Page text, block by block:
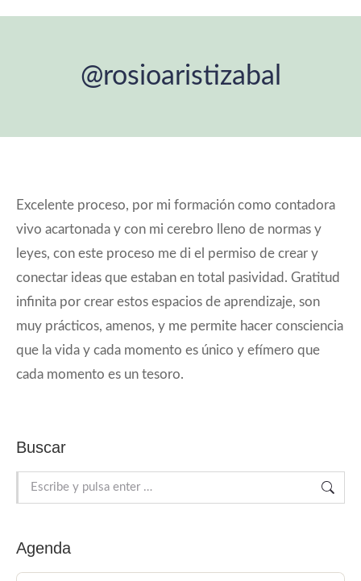
@rosioaristizabal
Excelente proceso, por mi formación como contadora
vivo acartonada y con mi cerebro lleno de normas y
leyes, con este proceso me di el permiso de crear y
conectar ideas que estaban en total pasividad. Gratitud
infinita por crear estos espacios de aprendizaje, son
muy prácticos, amenos, y me permite hacer consciencia
que la vida y cada momento es único y efímero que
cada momento es un tesoro.
Buscar
Buscar:
Agenda